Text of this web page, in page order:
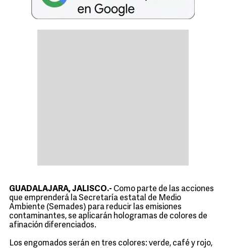
GUADALAJARA, JALISCO.- Como parte de las acciones
que emprenderá la Secretaría estatal de Medio
Ambiente (Semades) para reducir las emisiones
contaminantes, se aplicarán hologramas de colores de
afinación diferenciados.
Los engomados serán en tres colores: verde, café y rojo,